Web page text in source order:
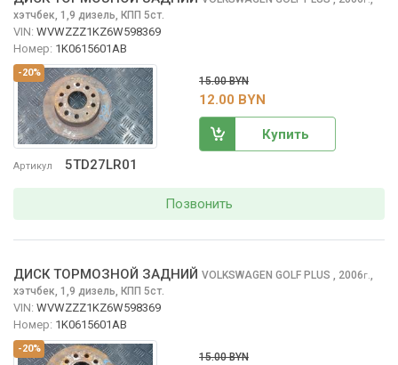
-20%
Артикул 5TD27LR01
хэтчбек, 1,9 дизель, КПП 5ст.
VIN: WVWZZZ1KZ6W598369
Номер: 1K0615601AB
15.00 BYN
12.00 BYN
Купить
Позвонить
-20%
ДИСК ТОРМОЗНОЙ ЗАДНИЙ VOLKSWAGEN GOLF PLUS , 2006г.,
хэтчбек, 1,9 дизель, КПП 5ст.
VIN: WVWZZZ1KZ6W598369
Номер: 1K0615601AB
15.00 BYN